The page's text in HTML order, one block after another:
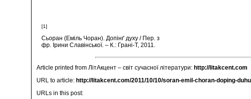
[1]
Сьоран (Еміль Чоран). Допінґ духу / Пер. з
фр. Ірини Славінської. – К.: Грані-Т, 2011.
Article printed from ЛітАкцент – світ сучасної літератури: http://litakcent.com
URL to article: http://litakcent.com/2011/10/10/soran-emil-choran-doping-
URLs in this post: